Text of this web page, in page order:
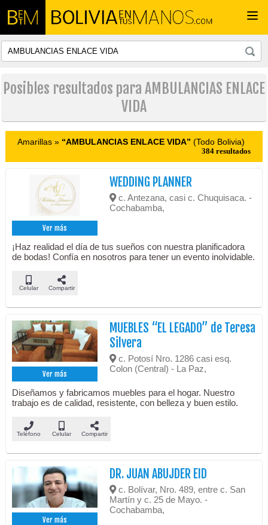
Posibles resultados para AMBULANCIAS ENLACE
VIDA
Amarillas » “AMBULANCIAS ENLACE VIDA” (Todo Bolivia)
384 resultados
Ver más
WEDDING PLANNER
c. Antezana, casi c. Chuquisaca. -
Cochabamba,
¡Haz realidad el día de tus sueños con nuestra planificadora
de bodas! Confía en nosotros para tener un evento inolvidable.
Celular Compartir
Ver más
MUEBLES “EL LEGADO” de Teresa
Silvera
c. Potosí Nro. 1286 casi esq.
Colon (Central) - La Paz,
Diseñamos y fabricamos muebles para el hogar. Nuestro
trabajo es de calidad, resistente, con belleza y buen estilo.
Teléfono Celular Compartir
Ver más
DR. JUAN ABUJDER EID
c. Bolívar, Nro. 489, entre c. San
Martín y c. 25 de Mayo. -
Cochabamba,